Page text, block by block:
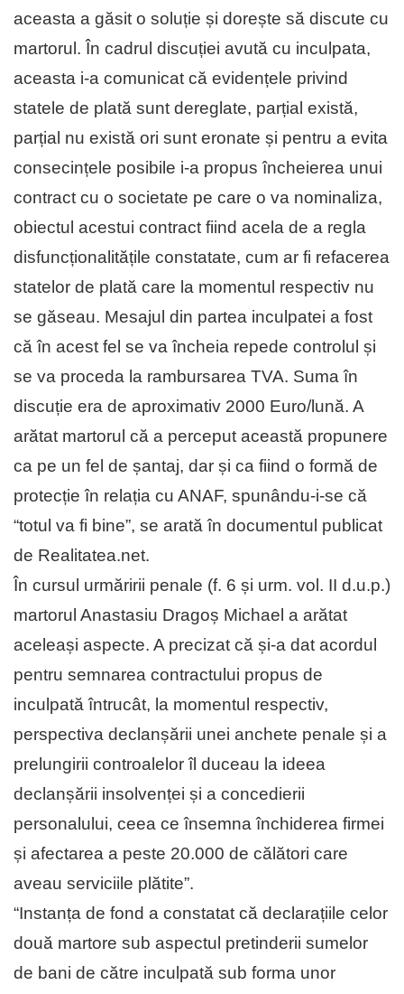
aceasta a găsit o soluție și dorește să discute cu
martorul. În cadrul discuției avută cu inculpata,
aceasta i-a comunicat că evidențele privind
statele de plată sunt dereglate, parțial există,
parțial nu există ori sunt eronate și pentru a evita
consecințele posibile i-a propus încheierea unui
contract cu o societate pe care o va nominaliza,
obiectul acestui contract fiind acela de a regla
disfuncționalitățile constatate, cum ar fi refacerea
statelor de plată care la momentul respectiv nu
se găseau. Mesajul din partea inculpatei a fost
că în acest fel se va încheia repede controlul și
se va proceda la rambursarea TVA. Suma în
discuție era de aproximativ 2000 Euro/lună. A
arătat martorul că a perceput această propunere
ca pe un fel de șantaj, dar și ca fiind o formă de
protecție în relația cu ANAF, spunându-i-se că
“totul va fi bine”, se arată în documentul publicat
de Realitatea.net.
În cursul urmăririi penale (f. 6 și urm. vol. II d.u.p.)
martorul Anastasiu Dragoș Michael a arătat
aceleași aspecte. A precizat că și-a dat acordul
pentru semnarea contractului propus de
inculpată întrucât, la momentul respectiv,
perspectiva declanșării unei anchete penale și a
prelungirii controalelor îl duceau la ideea
declanșării insolvenței și a concedierii
personalului, ceea ce însemna închiderea firmei
și afectarea a peste 20.000 de călători care
aveau serviciile plătite”.
“Instanța de fond a constatat că declarațiile celor
două martore sub aspectul pretinderii sumelor
de bani de către inculpată sub forma unor